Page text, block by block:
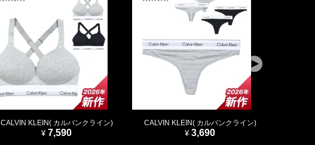
CALVIN KLEIN( カルバンクライン)
7,590
CALVIN KLEIN( カルバンクライン)
3,690